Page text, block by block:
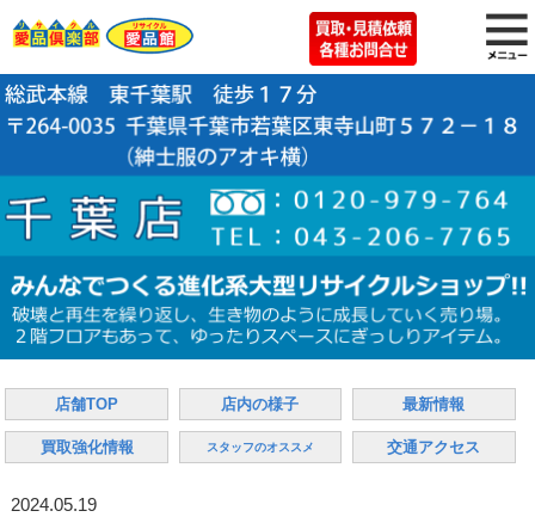
店舗TOP 店内の様子 最新情報
買取強化情報 スタッフのオススメ 交通アクセス
2024.05.19